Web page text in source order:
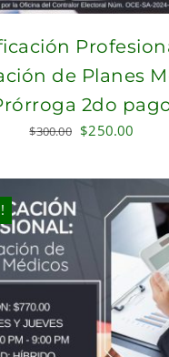
de Planes
2do
$300.00 Original
was:
$300.00.
$250.00
is: